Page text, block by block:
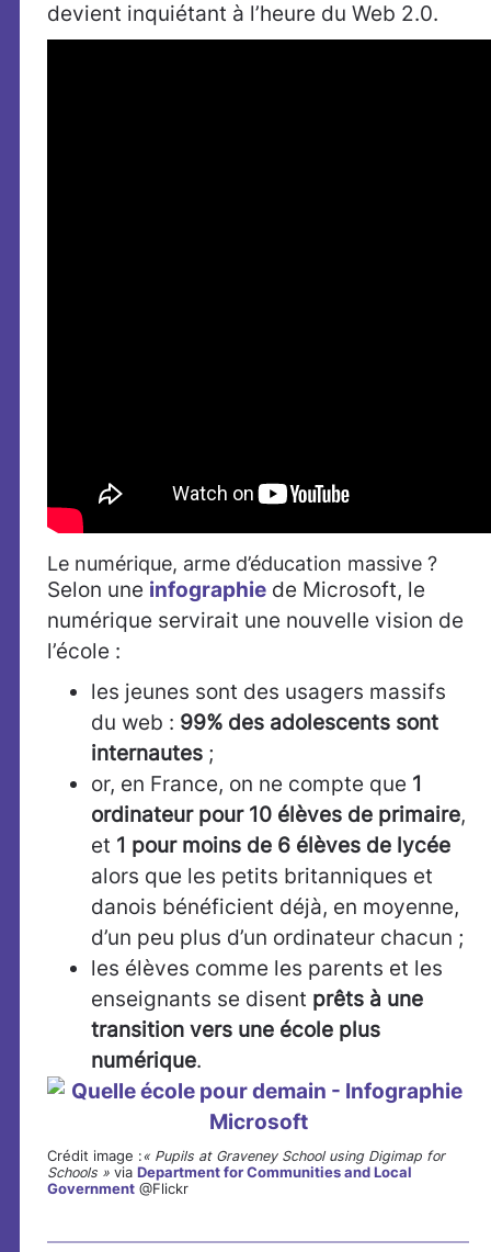
devient inquiétant à l’heure du Web 2.0.
Le numérique, arme d’éducation massive ?
Selon une infographie de Microsoft, le
numérique servirait une nouvelle vision de
l’école :
les jeunes sont des usagers massifs
du web : 99% des adolescents sont
internautes ;
or, en France, on ne compte que 1
ordinateur pour 10 élèves de primaire,
et 1 pour moins de 6 élèves de lycée
alors que les petits britanniques et
danois bénéficient déjà, en moyenne,
d’un peu plus d’un ordinateur chacun ;
les élèves comme les parents et les
enseignants se disent prêts à une
transition vers une école plus
numérique.
Crédit image :« Pupils at Graveney School using Digimap for
Schools » via Department for Communities and Local
Government @Flickr